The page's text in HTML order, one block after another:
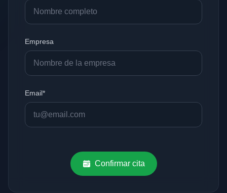
Empresa
Email*
Confirmar cita